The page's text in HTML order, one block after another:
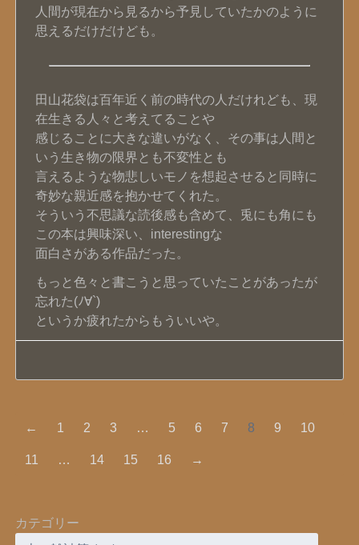
人間が現在から見るから予見していたかのように
思えるだけだけども。
田山花袋は百年近く前の時代の人だけれども、現
在生きる人々と考えてることや
感じることに大きな違いがなく、その事は人間と
いう生き物の限界とも不変性とも
言えるような物悲しいモノを想起させると同時に
奇妙な親近感を抱かせてくれた。
そういう不思議な読後感も含めて、兎にも角にも
この本は興味深い、interestingな
面白さがある作品だった。
もっと色々と書こうと思っていたことがあったが
忘れた(ﾉ∀`)
というか疲れたからもういいや。
← 1 2 3 … 5 6 7 8 9 10
11 … 14 15 16 →
カテゴリー